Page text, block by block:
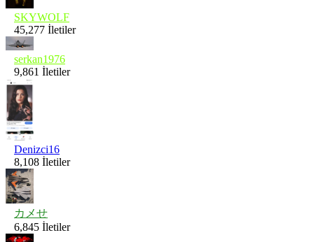
SKYWOLF
45,277 İletiler
serkan1976
9,861 İletiler
Denizci16
8,108 İletiler
カメせ
6,845 İletiler